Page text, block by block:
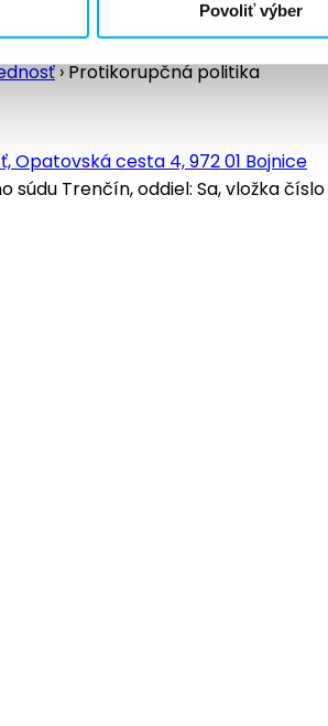
Povoliť výber
›Protikorupčná politika
Opatovská cesta 4, 972 01 Bojnice
Trenčín, oddiel: Sa, vložka číslo